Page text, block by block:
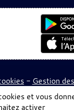
Gestion
et vous
activer